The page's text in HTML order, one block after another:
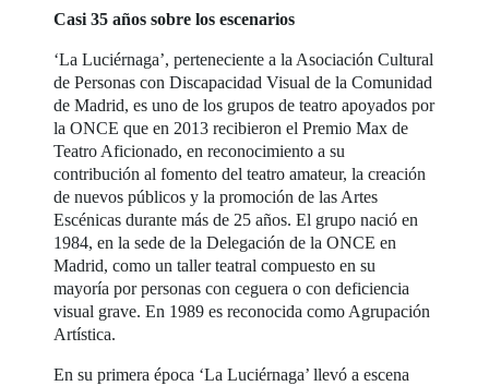
Casi 35 años sobre los escenarios
‘La Luciérnaga’, perteneciente a la Asociación Cultural
de Personas con Discapacidad Visual de la Comunidad
de Madrid, es uno de los grupos de teatro apoyados por
la ONCE que en 2013 recibieron el Premio Max de
Teatro Aficionado, en reconocimiento a su
contribución al fomento del teatro amateur, la creación
de nuevos públicos y la promoción de las Artes
Escénicas durante más de 25 años. El grupo nació en
1984, en la sede de la Delegación de la ONCE en
Madrid, como un taller teatral compuesto en su
mayoría por personas con ceguera o con deficiencia
visual grave. En 1989 es reconocida como Agrupación
Artística.
En su primera época ‘La Luciérnaga’ llevó a escena